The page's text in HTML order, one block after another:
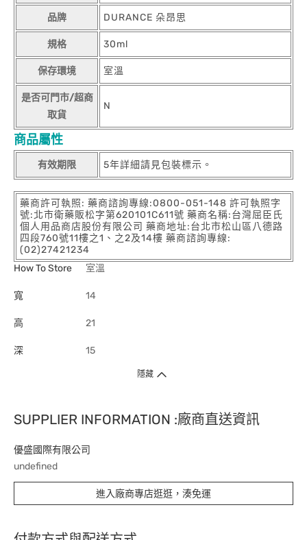
品牌 DURANCE 朵昂思
規格 30ml
保存環境 室溫
是否可門市/超商
取貨
N
商品屬性
有效期限 5年詳細請見包裝標示。
藥商許可執照: 藥商諮詢專線:0800-051-148 許可執照字
號:北市衛藥販松字第620101C611號 藥商名稱:台灣屈臣氏
個人用品商店股份有限公司 藥商地址:台北市松山區八德路
四段760號11樓之1、之2及14樓 藥商諮詢專線:
(02)27421234
How To Store
室溫
寬 14
高 21
深 15
隱藏
SUPPLIER INFORMATION :廠商直送資訊
優盛國際有限公司
undefined
進入廠商專店逛逛，湊免運